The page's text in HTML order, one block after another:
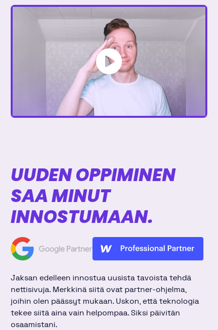
UUDEN OPPIMINEN
SAA MINUT
INNOSTUMAAN.
Jaksan edelleen innostua uusista tavoista tehdä
nettisivuja. Merkkinä siitä ovat partner-ohjelma,
joihin olen päässyt mukaan. Uskon, että teknologia
tekee siitä aina vain helpompaa. Siksi päivitän
osaamistani.